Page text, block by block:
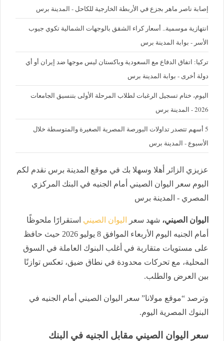
إصابة ناصر ماهر بجزع في الأربطة الخارجية للكاحل - المدينة برس
‪انتهازية موسمية.. أسعار كراء الشقق بالوجهات الشمالية تكوي جيوب
الأسر - بوابة المدينة برس
تركيا: اتفاق الدفاع مع السعودية وباكستان ليس موجها ضد إيران أو أي
دولة أخرى - بوابة المدينة برس
اليوم، ختام تسجيل الرغبات لطلاب المرحلة الأولى بتنسيق الجامعات
2026 - المدينة برس
5 أسهم تتصدر تداولات البورصة المصرية الصغيرة والمتوسطة خلال
الأسبوع - المدينة برس
عزيزي الزائر أهلا وسهلا بك في موقع المدينة برس نقدم لكم
اليوم سعر اليوان الصيني أمام الجنيه في البنك المركزي
المصري - المدينة برس
اليوان الصيني، شهد سعر اليوان الصيني استقرارًا ملحوظًا
أمام الجنيه اليوم الأربعاء الموافق 8 يوليو 2026 حيث حافظ
على مستويات متقاربة في أغلب البنوك العاملة في السوق
المحلية، مع تحركات محدودة في نطاق ضيق، تعكس توازنًا
بين العرض والطلب.
وترصد “موقع مولانا” سعر اليوان الصيني أمام الجنيه في
البنوك المصرية اليوم.
سعر اليوان الصيني مقابل الجنيه في البنك